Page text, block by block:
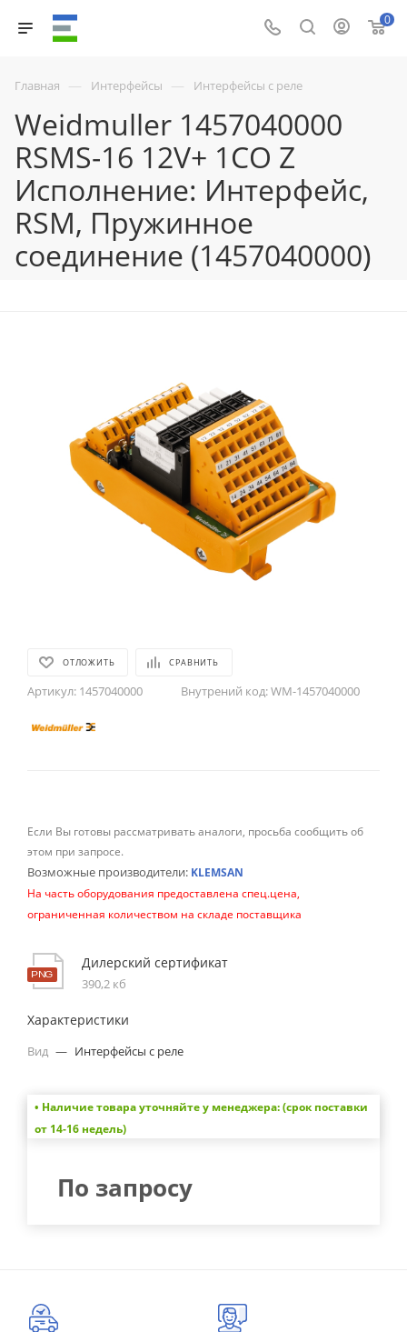
0
Главная — Интерфейсы — Интерфейсы с реле
Weidmuller 1457040000
RSMS-16 12V+ 1CO Z
Исполнение: Интерфейс,
RSM, Пружинное
соединение (1457040000)
ОТЛОЖИТЬ СРАВНИТЬ
Артикул: 1457040000 Внутрений код:WM-1457040000
Если Вы готовы рассматривать аналоги, просьба сообщить об
этом при запросе.
Возможные производители: KLEMSAN
На часть оборудования предоставлена спец.цена,
ограниченная количеством на складе поставщика
Дилерский сертификат
390,2 кб
Характеристики
Вид — Интерфейсы с реле
• Наличие товара уточняйте у менеджера: (срок поставки
от 14-16 недель)
По запросу